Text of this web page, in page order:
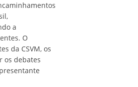
a
O
da CSVM, os
os debates